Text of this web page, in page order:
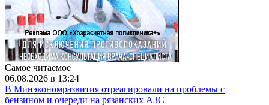
Самое читаемое
06.08.2026 в 13:24
В Минэкономразвития отреагировали на проблемы с
бензином и очереди на рязанских АЗС